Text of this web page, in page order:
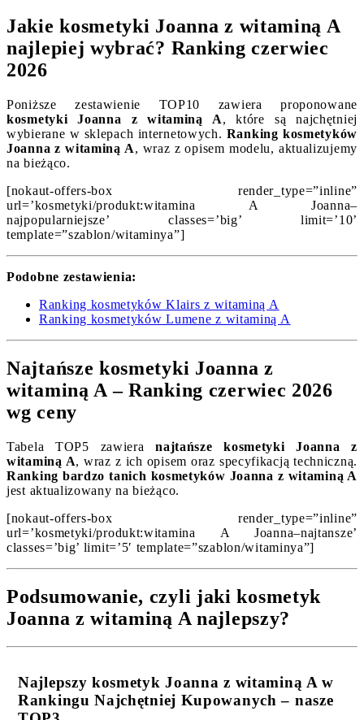
Jakie kosmetyki Joanna z witaminą A
najlepiej wybrać? Ranking czerwiec
2026
Poniższe zestawienie TOP10 zawiera proponowane
kosmetyki Joanna z witaminą A, które są najchętniej
wybierane w sklepach internetowych. Ranking kosmetyków
Joanna z witaminą A, wraz z opisem modelu, aktualizujemy
na bieżąco.
[nokaut-offers-box render_type=”inline”
url=’kosmetyki/produkt:witamina A Joanna–
najpopularniejsze’ classes=’big’ limit=’10’
template=”szablon/witaminya”]
Podobne zestawienia:
Ranking kosmetyków Klairs z witaminą A
Ranking kosmetyków Lumene z witaminą A
Najtańsze kosmetyki Joanna z
witaminą A – Ranking czerwiec 2026
wg ceny
Tabela TOP5 zawieranajtańsze kosmetyki Joanna z
witaminą A, wraz z ich opisem oraz specyfikacją techniczną.
Ranking bardzo tanich kosmetyków Joanna z witaminą A
jest aktualizowany na bieżąco.
[nokaut-offers-box render_type=”inline”
url=’kosmetyki/produkt:witamina A Joanna–najtansze’
classes=’big’ limit=’5′ template=”szablon/witaminya”]
Podsumowanie, czyli jaki kosmetyk
Joanna z witaminą A najlepszy?
Najlepszy kosmetyk Joanna z witaminą A w
Rankingu Najchętniej Kupowanych – nasze